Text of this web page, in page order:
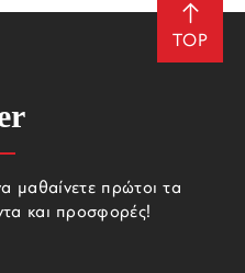
TOP
μαθαίνετε πρώτοι τα
και προσφορές!